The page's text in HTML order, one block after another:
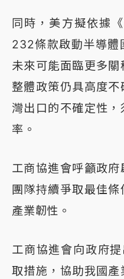
同時，美方擬依據
232條款啟動半導體
未來可能面臨更多關
整體政策仍具高度
灣出口的不確定性
率。
工商協進會呼籲政
團隊持續爭取最佳
產業韌性。
工商協進會向政府
取措施，協助我國